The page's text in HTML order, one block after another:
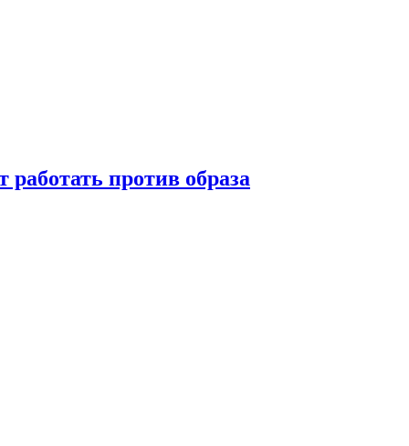
против образа